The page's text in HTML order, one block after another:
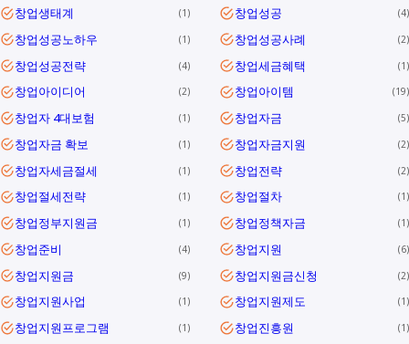
창업생태계 1 창업성공 4
창업성공노하우 1 창업성공사례 2
창업성공전략 4 창업세금혜택 1
창업아이디어 2 창업아이템 19
창업자 4대보험 1 창업자금 5
창업자금 확보 1 창업자금지원 2
창업자세금절세 1 창업전략 2
창업절세전략 1 창업절차 1
창업정부지원금 1 창업정책자금 1
창업준비 4 창업지원 6
창업지원금 9 창업지원금신청 2
창업지원사업 1 창업지원제도 1
창업지원프로그램 1 창업진흥원 1